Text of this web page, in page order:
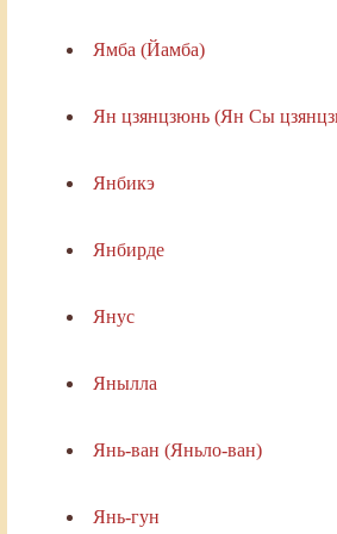
Ямба (Йамба)
Ян цзянцзюнь (Ян Сы
Янбикэ
Янбирде
Янус
Янылла
Янь-ван (Яньло-ван)
Янь-гун